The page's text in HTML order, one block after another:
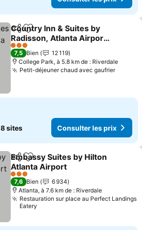
PartagerAjouter à mes favoris
Country Inn & Suites by
Radisson, Atlanta Airport
South, GA
3 Étoiles
7,5 Bien
12 119
College Park, à 5.8 km de : Riverdale
Petit-déjeuner chaud avec gaufrier
8 sites Consulter les prix
PartagerAjouter à mes favoris
Embassy Suites by Hilton
Atlanta Airport
3 Étoiles
7,6 Bien
6 934
Atlanta, à 7.6 km de : Riverdale
Restauration sur place au Perfect Landings
Eatery